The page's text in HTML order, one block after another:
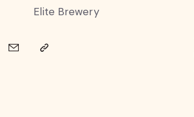
Elite Brewery